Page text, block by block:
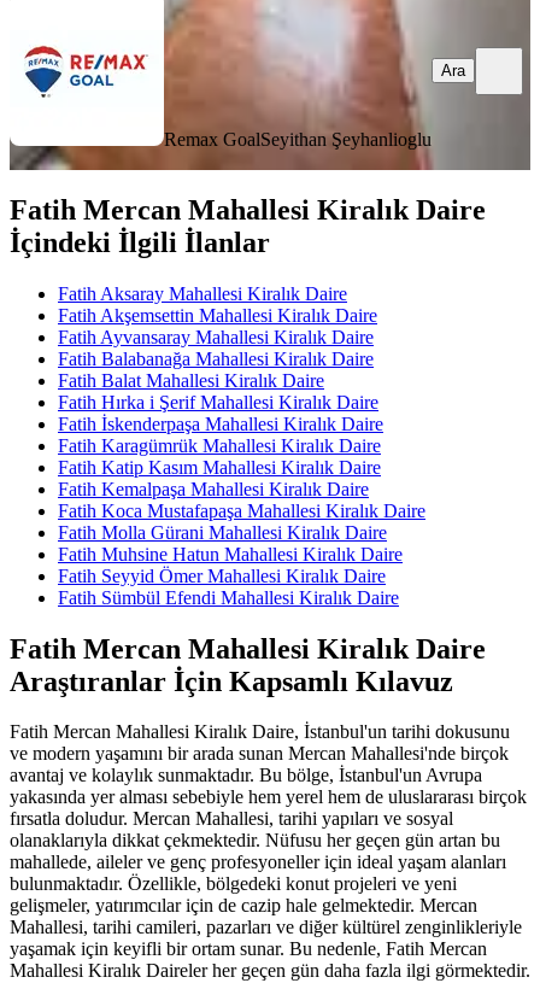
Remax GoalSeyithan Şeyhanlioglu
Ara
Fatih Mercan Mahallesi Kiralık Daire
İçindeki İlgili İlanlar
Fatih Aksaray Mahallesi Kiralık Daire
Fatih Akşemsettin Mahallesi Kiralık Daire
Fatih Ayvansaray Mahallesi Kiralık Daire
Fatih Balabanağa Mahallesi Kiralık Daire
Fatih Balat Mahallesi Kiralık Daire
Fatih Hırka i Şerif Mahallesi Kiralık Daire
Fatih İskenderpaşa Mahallesi Kiralık Daire
Fatih Karagümrük Mahallesi Kiralık Daire
Fatih Katip Kasım Mahallesi Kiralık Daire
Fatih Kemalpaşa Mahallesi Kiralık Daire
Fatih Koca Mustafapaşa Mahallesi Kiralık Daire
Fatih Molla Gürani Mahallesi Kiralık Daire
Fatih Muhsine Hatun Mahallesi Kiralık Daire
Fatih Seyyid Ömer Mahallesi Kiralık Daire
Fatih Sümbül Efendi Mahallesi Kiralık Daire
Fatih Mercan Mahallesi Kiralık Daire
Araştıranlar İçin Kapsamlı Kılavuz
Fatih Mercan Mahallesi Kiralık Daire, İstanbul'un tarihi dokusunu
ve modern yaşamını bir arada sunan Mercan Mahallesi'nde birçok
avantaj ve kolaylık sunmaktadır. Bu bölge, İstanbul'un Avrupa
yakasında yer alması sebebiyle hem yerel hem de uluslararası birçok
fırsatla doludur. Mercan Mahallesi, tarihi yapıları ve sosyal
olanaklarıyla dikkat çekmektedir. Nüfusu her geçen gün artan bu
mahallede, aileler ve genç profesyoneller için ideal yaşam alanları
bulunmaktadır. Özellikle, bölgedeki konut projeleri ve yeni
gelişmeler, yatırımcılar için de cazip hale gelmektedir. Mercan
Mahallesi, tarihi camileri, pazarları ve diğer kültürel zenginlikleriyle
yaşamak için keyifli bir ortam sunar. Bu nedenle, Fatih Mercan
Mahallesi Kiralık Daireler her geçen gün daha fazla ilgi görmektedir.